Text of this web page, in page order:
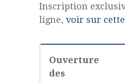
Inscription
ligne, voir sur cette
Ouverture
des